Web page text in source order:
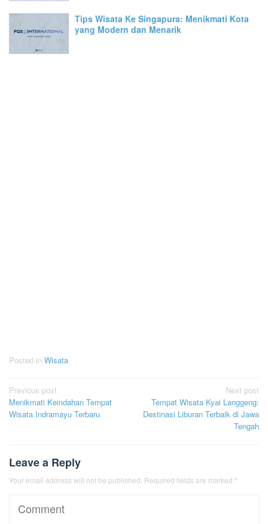
Tips Wisata Ke Singapura: Menikmati Kota
yang Modern dan Menarik
Posted in Wisata
Post
navigation
Previous post
Menikmati Keindahan Tempat
Wisata Indramayu Terbaru
Next post
Tempat Wisata Kyai Langgeng:
Destinasi Liburan Terbaik di Jawa
Tengah
Leave a Reply
Your email address will not be published. Required fields are marked *